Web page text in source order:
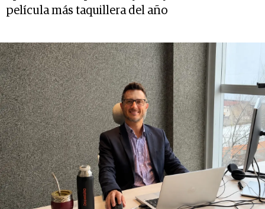
película más taquillera del año